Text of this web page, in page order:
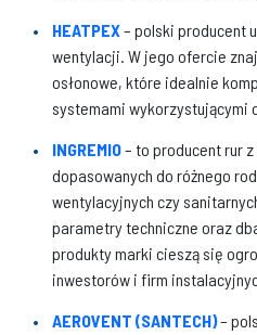
HEATPEX– polski producent
wentylacji. W jego ofercie
osłonowe, które idealnie
systemami wykorzystującymi
INGREMIO– to producent rur
dopasowanych do różnego
wentylacyjnych czy
parametry techniczne oraz
produkty marki cieszą się
inwestorów i firm
AEROVENT (SANTECH)–